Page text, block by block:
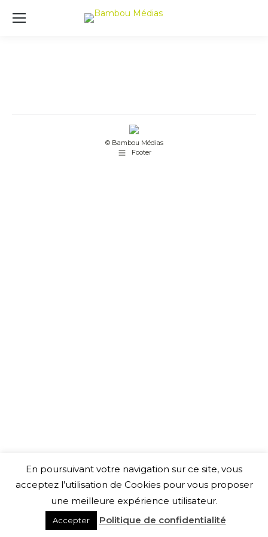
© Bambou Médias
Footer
En poursuivant votre navigation sur ce site, vous
acceptez l’utilisation de Cookies pour vous proposer
une meilleure expérience utilisateur.
Accepter Politique de confidentialité